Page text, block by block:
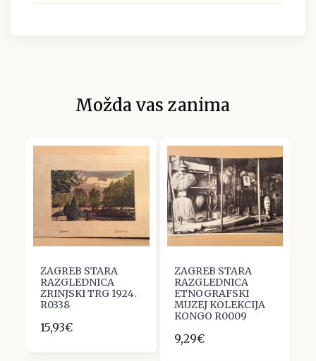
Možda vas zanima
ZAGREB STARA
RAZGLEDNICA
ZRINJSKI TRG 1924.
R0338
15,93€
ZAGREB STARA
RAZGLEDNICA
ETNOGRAFSKI
MUZEJ KOLEKCIJA
KONGO R0009
9,29€